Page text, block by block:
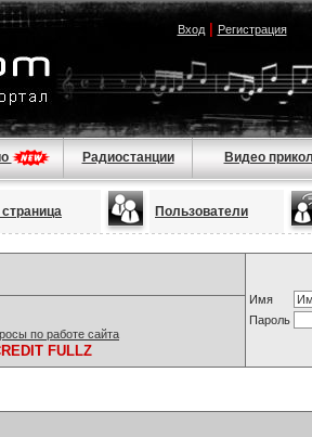
Вход| Регистрация
Радиостанции Видео
Пользователи
Имя
Пароль
по работе сайта
FULLZ